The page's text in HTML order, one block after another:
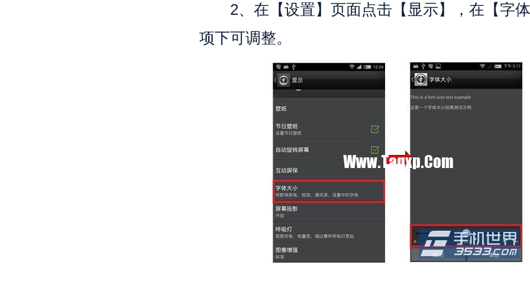
2、在【设置】页面点击【显示】，在【字
项下可调整。